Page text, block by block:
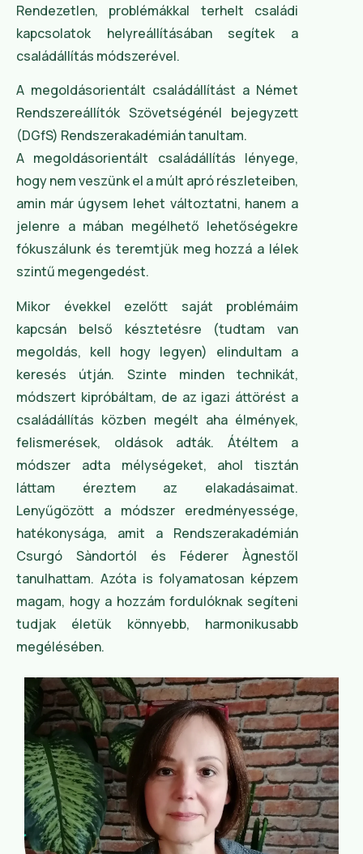
Rendezetlen, problémákkal terhelt családi
kapcsolatok helyreállításában segítek a
családállítás módszerével.
A megoldásorientált családállítást a Német
Rendszereállítók Szövetségénél bejegyzett
(DGfS) Rendszerakadémián tanultam.
A megoldásorientált családállítás lényege,
hogy nem veszünk el a múlt apró részleteiben,
amin már úgysem lehet változtatni, hanem a
jelenre a mában megélhető lehetőségekre
fókuszálunk és teremtjük meg hozzá a lélek
szintű megengedést.
Mikor évekkel ezelőtt saját problémáim
kapcsán belső késztetésre (tudtam van
megoldás, kell hogy legyen) elindultam a
keresés útján. Szinte minden technikát,
módszert kipróbáltam, de az igazi áttörést a
családállítás közben megélt aha élmények,
felismerések, oldások adták. Átéltem a
módszer adta mélységeket, ahol tisztán
láttam éreztem az elakadásaimat.
Lenyűgözött a módszer eredményessége,
hatékonysága, amit a Rendszerakadémián
Csurgó Sàndortól és Féderer Àgnestől
tanulhattam. Azóta is folyamatosan képzem
magam, hogy a hozzám fordulóknak segíteni
tudjak életük könnyebb, harmonikusabb
megélésében.